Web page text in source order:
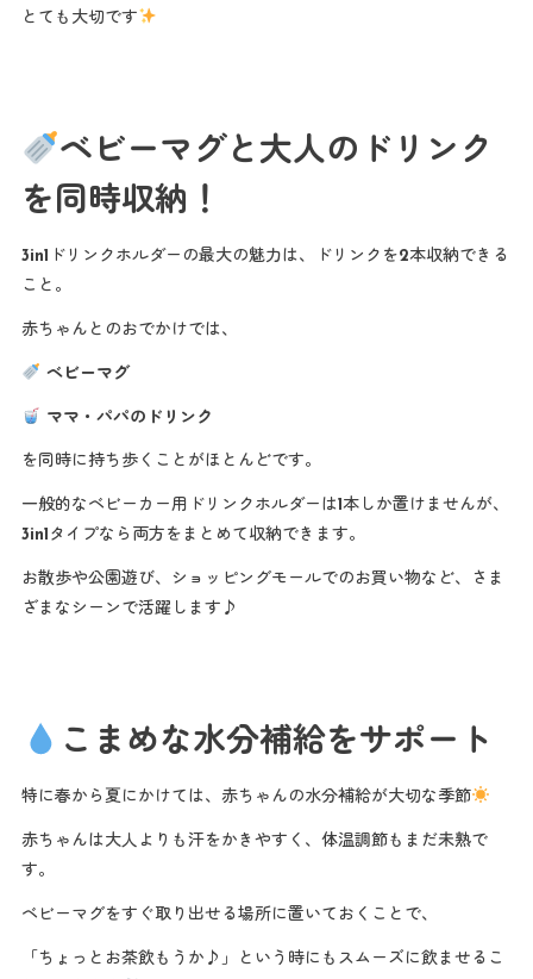
とても大切です
ベビーマグと大人のドリンク
を同時収納！
3in1ドリンクホルダーの最大の魅力は、ドリンクを2本収納できる
こと。
赤ちゃんとのおでかけでは、
ベビーマグ
ママ・パパのドリンク
を同時に持ち歩くことがほとんどです。
一般的なベビーカー用ドリンクホルダーは1本しか置けませんが、
3in1タイプなら両方をまとめて収納できます。
お散歩や公園遊び、ショッピングモールでのお買い物など、さま
ざまなシーンで活躍します♪
こまめな水分補給をサポート
特に春から夏にかけては、赤ちゃんの水分補給が大切な季節
赤ちゃんは大人よりも汗をかきやすく、体温調節もまだ未熟で
す。
ベビーマグをすぐ取り出せる場所に置いておくことで、
「ちょっとお茶飲もうか♪」という時にもスムーズに飲ませるこ